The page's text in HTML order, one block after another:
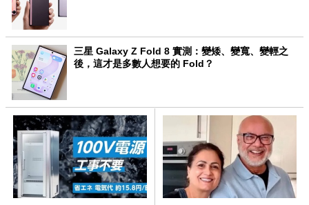
三星 Galaxy Z Fold 8 實測：變矮、變寬、變輕之
後，這才是多數人想要的 Fold？